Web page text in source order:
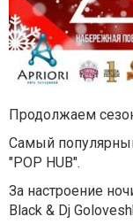
Продолжаем
Самый
"POP HUB".
За настроение
Blac­k & Dj